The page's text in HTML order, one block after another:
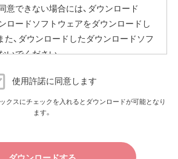
更新中はインターネットに接続できな
合は、ファームウェアダウンロードに
ケット通信量の超過による速度制限が
意できない場合には、ダウンロード
ロードソフトウェアをダウンロードし
た、ダウンロードしたダウンロードソフ
いでください。
ドソフトウェア使用許諾契約
以下、弊社といいます）は、お客様がダウ
ア使用許諾契約（以下、本契約といいま
が保証契約に基づく修理を実施する際
使用許諾に同意します
クスにチェックを入れるとダウンロードが可能となり
ます。